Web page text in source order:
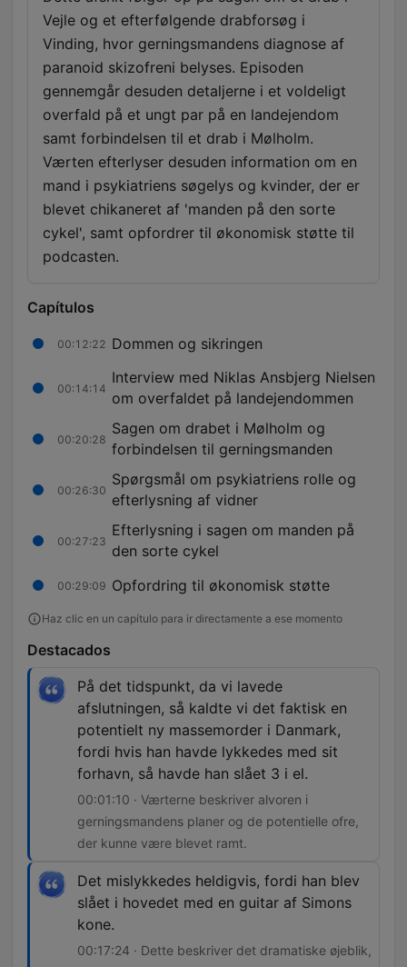
Vejle og et efterfølgende drabforsøg i
Vinding, hvor gerningsmandens diagnose af
paranoid skizofreni belyses. Episoden
gennemgår desuden detaljerne i et voldeligt
overfald på et ungt par på en landejendom
samt forbindelsen til et drab i Mølholm.
Værten efterlyser desuden information om en
mand i psykiatriens søgelys og kvinder, der er
blevet chikaneret af 'manden på den sorte
cykel', samt opfordrer til økonomisk støtte til
podcasten.
Capítulos
00:12:22 Dommen og sikringen
00:14:14
Interview med Niklas Ansbjerg Nielsen
om overfaldet på landejendommen
00:20:28
Sagen om drabet i Mølholm og
forbindelsen til gerningsmanden
00:26:30
Spørgsmål om psykiatriens rolle og
efterlysning af vidner
00:27:23
Efterlysning i sagen om manden på
den sorte cykel
00:29:09 Opfordring til økonomisk støtte
Haz clic en un capítulo para ir directamente a ese momento
Destacados
På det tidspunkt, da vi lavede
afslutningen, så kaldte vi det faktisk en
potentielt ny massemorder i Danmark,
fordi hvis han havde lykkedes med sit
forhavn, så havde han slået 3 i el.
00:01:10 · Værterne beskriver alvoren i
gerningsmandens planer og de potentielle ofre,
der kunne være blevet ramt.
Det mislykkedes heldigvis, fordi han blev
slået i hovedet med en guitar af Simons
kone.
00:17:24 · Dette beskriver det dramatiske øjeblik,